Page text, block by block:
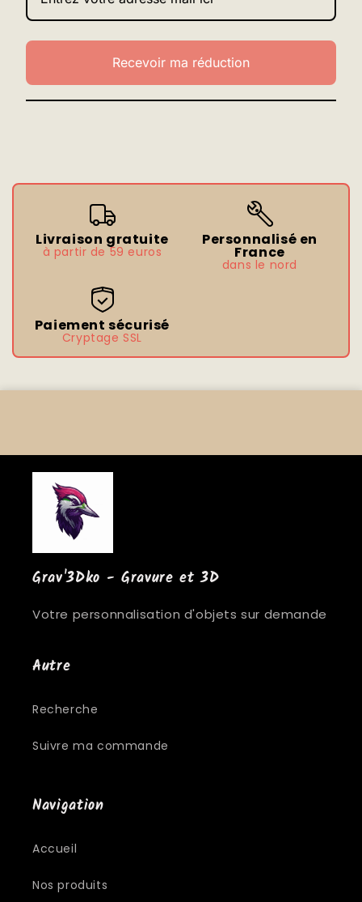
Recevoir ma réduction
Livraison gratuite
à partir de 59 euros
Personnalisé en
France
dans le nord
Paiement sécurisé
Cryptage SSL
Grav'3Dko - Gravure et 3D
Votre personnalisation d'objets sur demande
Autre
Recherche
Suivre ma commande
Navigation
Accueil
Nos produits